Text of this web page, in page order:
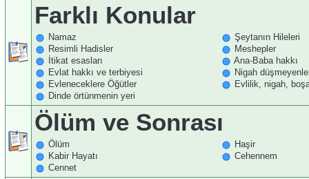
Farklı Konular
Namaz
Şeytanın Hileleri
Resimli Hadisler
Meshepler
İtikat esasları
Ana-Baba hakkı
Evlat hakkı ve terbiyesi
Nigah
Evleneceklere Öğütler
Evlilik, nigah,
Dinde örtünmenin yeri
Ölüm ve Sonrası
Ölüm
Haşir
Kabir Hayatı
Cehennem
Cennet